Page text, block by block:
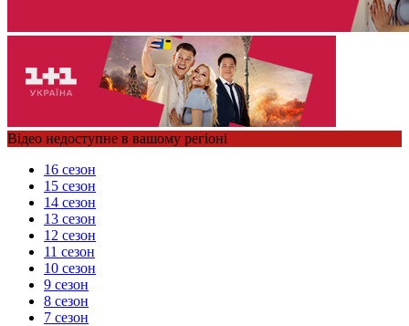
Відео недоступне в вашому регіоні
16 сезон
15 сезон
14 сезон
13 сезон
12 сезон
11 сезон
10 сезон
9 сезон
8 сезон
7 сезон